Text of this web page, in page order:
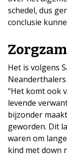
schedel, dus
conclusie
Het is volgens
“Het komt ook
levende
bijzonder
geworden. Dit
waren om
kind met down